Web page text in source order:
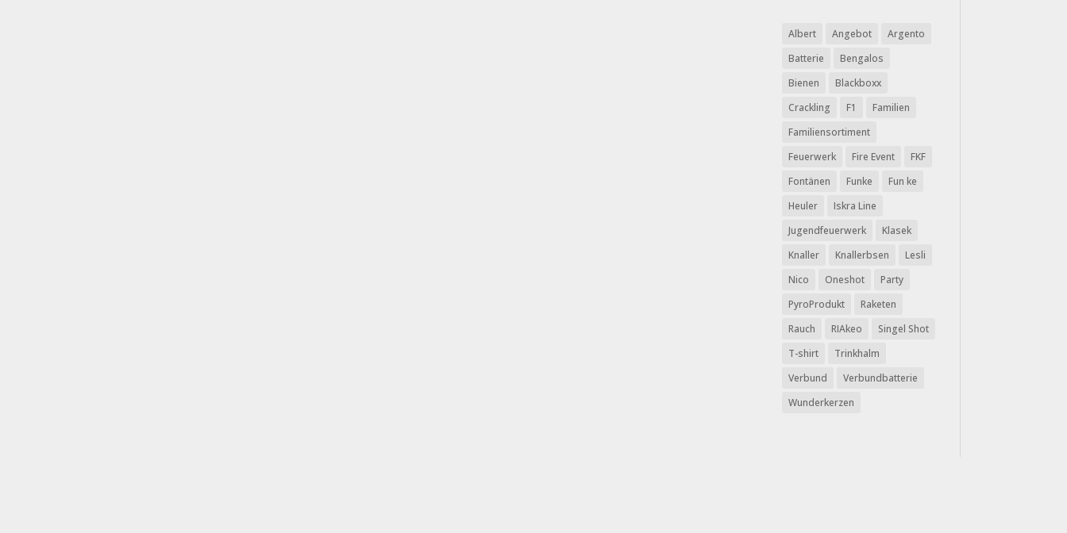
Albert Angebot
Argento
Batterie
Bengalos
Bienen
Blackboxx
Crackling
F1
Familien
Familiensortiment
Feuerwerk
Fire Event
FKF
Fontänen
Funke
Fun ke
Heuler
Iskra Line
Jugendfeuerwerk
Klasek
Knaller
Knallerbsen
Lesli
Nico
Oneshot
Party
PyroProdukt
Raketen
Rauch
RIAkeo
Singel Shot
T-shirt
Trinkhalm
Verbund
Verbundbatterie
Wunderkerzen